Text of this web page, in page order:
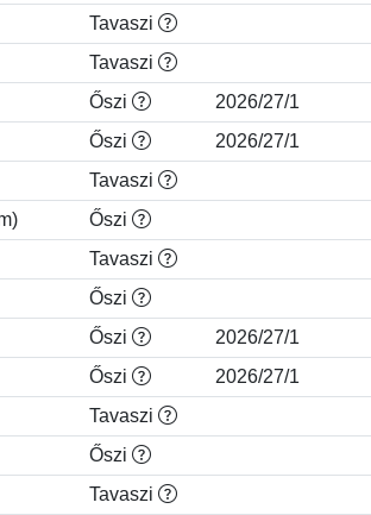
Tavaszi
Tavaszi
Őszi 2026/27/1
Őszi 2026/27/1
Tavaszi
Őszi
Tavaszi
Őszi
Őszi 2026/27/1
Őszi 2026/27/1
Tavaszi
Őszi
Tavaszi